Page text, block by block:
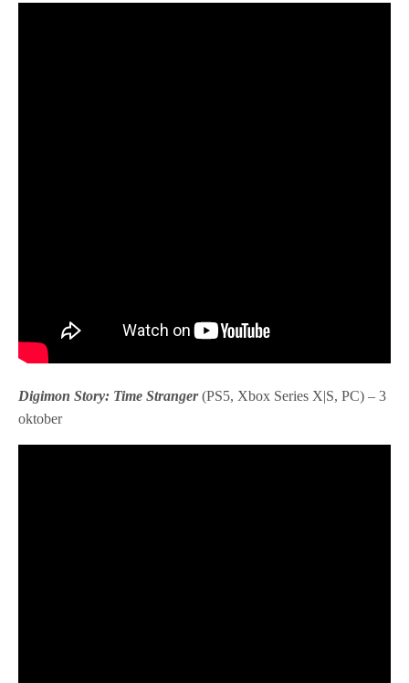
Digimon Story: Time Stranger(PS5, Xbox Series X|S, PC) – 3
oktober